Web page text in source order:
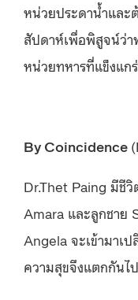
หน่วยประดาน้ำและ
สัปดาห์เพื่อพิสูจน์ว่า
หน่วยทหารที่แข็งแก
By Coincidence
Dr.Thet Paing มีชี
Amara และลูกชาย
Angela จะเข้ามาเ
ความสุขจึงแตกกันไ